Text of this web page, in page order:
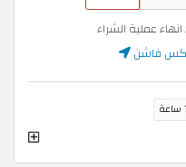
عملية الشراء
فاشن